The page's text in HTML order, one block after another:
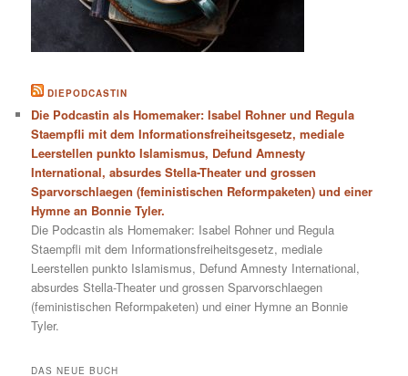
DIEPODCASTIN
Die Podcastin als Homemaker: Isabel Rohner und Regula
Staempfli mit dem Informationsfreiheitsgesetz, mediale
Leerstellen punkto Islamismus, Defund Amnesty
International, absurdes Stella-Theater und grossen
Sparvorschlaegen (feministischen Reformpaketen) und einer
Hymne an Bonnie Tyler.
Die Podcastin als Homemaker: Isabel Rohner und Regula
Staempfli mit dem Informationsfreiheitsgesetz, mediale
Leerstellen punkto Islamismus, Defund Amnesty International,
absurdes Stella-Theater und grossen Sparvorschlaegen
(feministischen Reformpaketen) und einer Hymne an Bonnie
Tyler.
DAS NEUE BUCH